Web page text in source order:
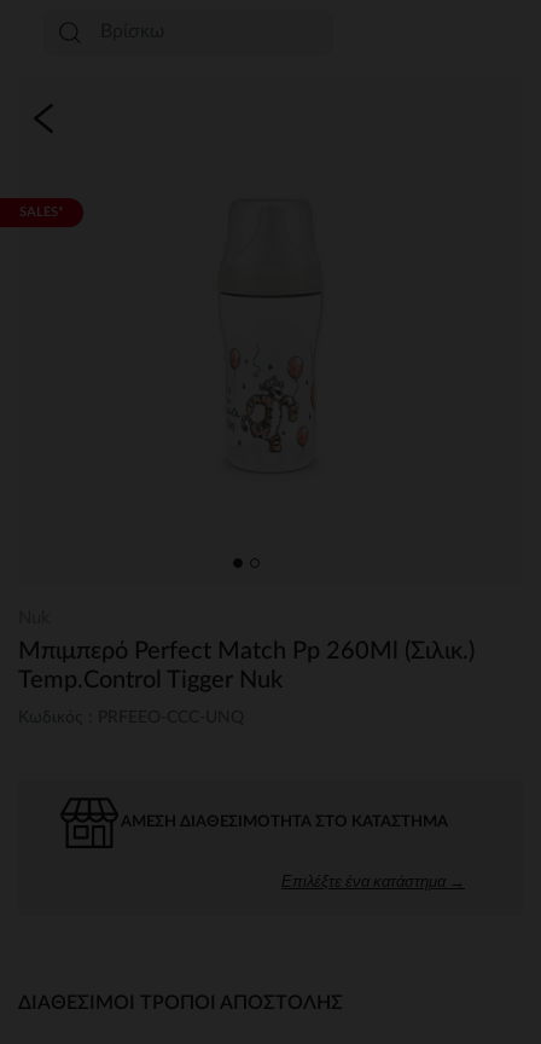
SALES*
Μπιμπερό Perfect Match Pp 260Ml (Σιλικ.)
Temp.Control Tigger Nuk
ΆΜΕΣΗ ΔΙΑΘΕΣΙΜΌΤΗΤΑ ΣΤΟ ΚΑΤΆΣΤΗΜΑ
Επιλέξτε ένα κατάστημα →
ΔΙΑΘΈΣΙΜΟΙ ΤΡΌΠΟΙ ΑΠΟΣΤΟΛΉΣ